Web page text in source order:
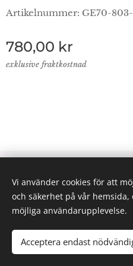
Artikelnummer: GE70-803-
780,00 kr
exklusive fraktkostnad
LÄGG I
© 2024 Lab Supplies
PO BOX
Email:
Vi använder cookies för att
och säkerhet på vår
möjliga användarupplevelse.
Acceptera endast